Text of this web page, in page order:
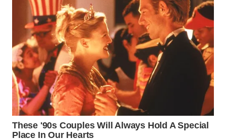
INFRASTRUKTUR
WAHANA
KONSUMEN
WAHANA
LISTRIK
WAHANA
TRAVEL